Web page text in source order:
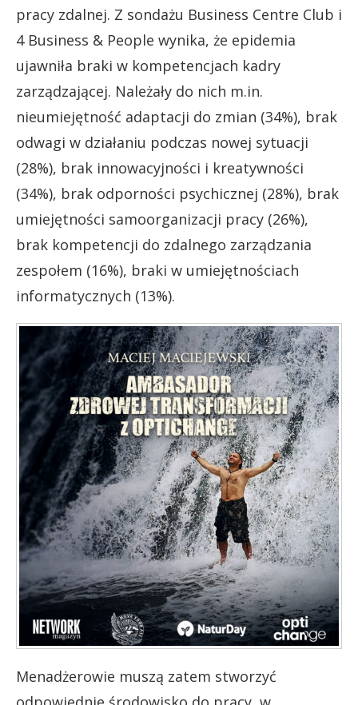
pracy zdalnej. Z sondażu Business Centre Club i
4 Business & People wynika, że epidemia
ujawniła braki w kompetencjach kadry
zarządzającej. Należały do nich m.in.
nieumiejętność adaptacji do zmian (34%), brak
odwagi w działaniu podczas nowej sytuacji
(28%), brak innowacyjności i kreatywności
(34%), brak odporności psychicznej (28%), brak
umiejętności samoorganizacji pracy (26%),
brak kompetencji do zdalnego zarządzania
zespołem (16%), braki w umiejętnościach
informatycznych (13%).
Menadżerowie muszą zatem stworzyć